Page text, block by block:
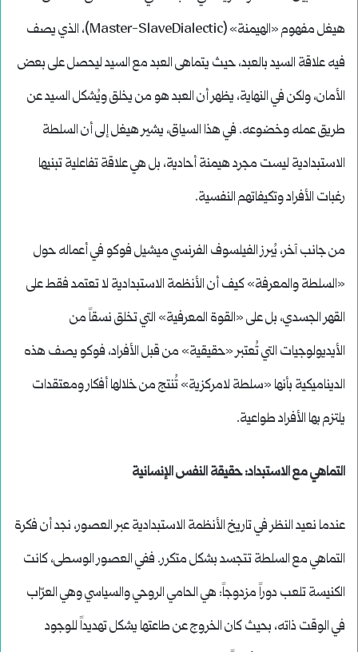
هيغل مفهوم «الهيمنة» (Master-SlaveDialectic)، الذي يصف
فيه علاقة السيد بالعبد، حيث يتماهى العبد مع السيد ليحصل على بعض
الأمان، ولكن في النهاية، يظهر أن العبد هو من يخلق ويُشكل السيد عن
طريق عمله وخضوعه. في هذا السياق، يشير هيغل إلى أن السلطة
الاستبدادية ليست مجرد هيمنة أحادية، بل هي علاقة تفاعلية تبنيها
رغبات الأفراد وتكيفاتهم النفسية.
من جانب آخر، يُبرز الفيلسوف الفرنسي ميشيل فوكو في أعماله حول
«السلطة والمعرفة» كيف أن الأنظمة الاستبدادية لا تعتمد فقط على
القهر الجسدي، بل على «القوة المعرفية» التي تخلق نسقاً من
الأيديولوجيات التي تُعتبر «حقيقية» من قبل الأفراد، فوكو يصف هذه
الديناميكية بأنها «سلطة لامركزية» تُنتج من خلالها أفكار ومعتقدات
يلتزم بها الأفراد طواعية.
التماهي مع الاستبداد: حقيقة النفس الإنسانية
عندما نعيد النظر في تاريخ الأنظمة الاستبدادية عبر العصور، نجد أن فكرة
التماهي مع السلطة تتجسد بشكل متكرر. ففي العصور الوسطى، كانت
الكنيسة تلعب دوراً مزدوجاً: هي الحامي الروحي والسياسي وهي العرّاب
في الوقت ذاته، بحيث كان الخروج عن طاعتها يشكل تهديداً للوجود